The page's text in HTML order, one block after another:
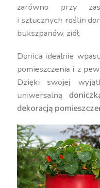
zarówno przy
i sztucznych roślin
bukszpanów, ziół.
Donica idealnie
pomieszczenia i z
Dzięki swojej
uniwersalną
dekoracją